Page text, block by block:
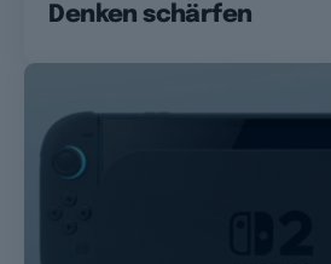
Denken schärfen